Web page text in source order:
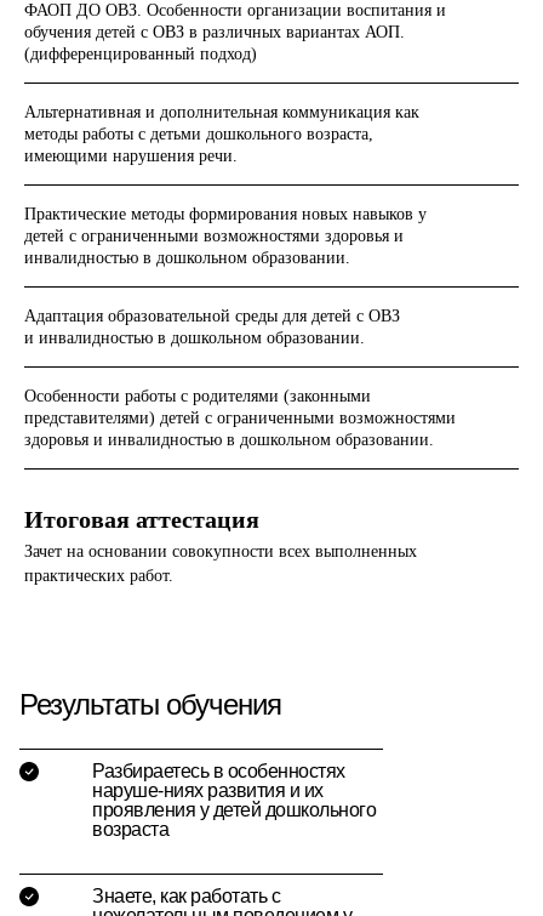
ФАОП ДО ОВЗ. Особенности организации воспитания и
обучения детей с ОВЗ в различных вариантах АОП.
(дифференцированный подход)
Альтернативная и дополнительная коммуникация как
методы работы с детьми дошкольного возраста,
имеющими нарушения речи.
Практические методы формирования новых навыков у
детей с ограниченными возможностями здоровья и
инвалидностью в дошкольном образовании.
Адаптация образовательной среды для детей с ОВЗ
и инвалидностью в дошкольном образовании.
Особенности работы с родителями (законными
представителями) детей с ограниченными возможностями
здоровья и инвалидностью в дошкольном образовании.
Итоговая аттестация
Зачет на основании совокупности всех выполненных
практических работ.
Результаты обучения
Разбираетесь в особенностях
наруше-ниях развития и их
проявления у детей дошкольного
возраста
Знаете, как работать с